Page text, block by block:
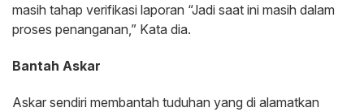
masih tahap verifikasi laporan “Jadi saat ini masih dalam
proses penanganan,” Kata dia.
Bantah Askar
Askar sendiri membantah tuduhan yang di alamatkan